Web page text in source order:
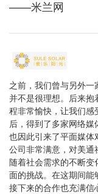
——米兰网
之前，我们曾与另外
并不是很理想。后来
程非常愉快，让我们感
后，得到了多家网络媒
也因此引来了平面媒
公司非常满意，对美通
随着社会需求的不断
面的挑战。在这期间
接下来的合作也充满信